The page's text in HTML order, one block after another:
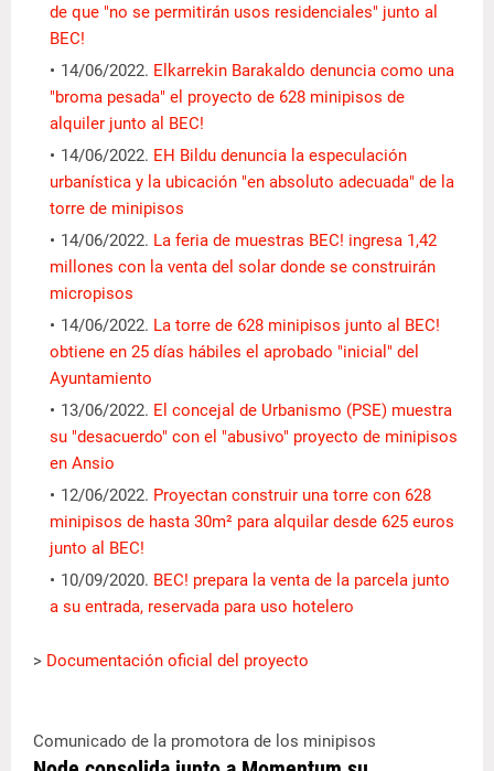
de que "no se permitirán usos residenciales" junto al
BEC!
14/06/2022. Elkarrekin Barakaldo denuncia como una
"broma pesada" el proyecto de 628 minipisos de
alquiler junto al BEC!
14/06/2022. EH Bildu denuncia la especulación
urbanística y la ubicación "en absoluto adecuada" de la
torre de minipisos
14/06/2022. La feria de muestras BEC! ingresa 1,42
millones con la venta del solar donde se construirán
micropisos
14/06/2022. La torre de 628 minipisos junto al BEC!
obtiene en 25 días hábiles el aprobado "inicial" del
Ayuntamiento
13/06/2022. El concejal de Urbanismo (PSE) muestra
su "desacuerdo" con el "abusivo" proyecto de minipisos
en Ansio
12/06/2022. Proyectan construir una torre con 628
minipisos de hasta 30m² para alquilar desde 625 euros
junto al BEC!
10/09/2020. BEC! prepara la venta de la parcela junto
a su entrada, reservada para uso hotelero
> Documentación oficial del proyecto
Comunicado de la promotora de los minipisos